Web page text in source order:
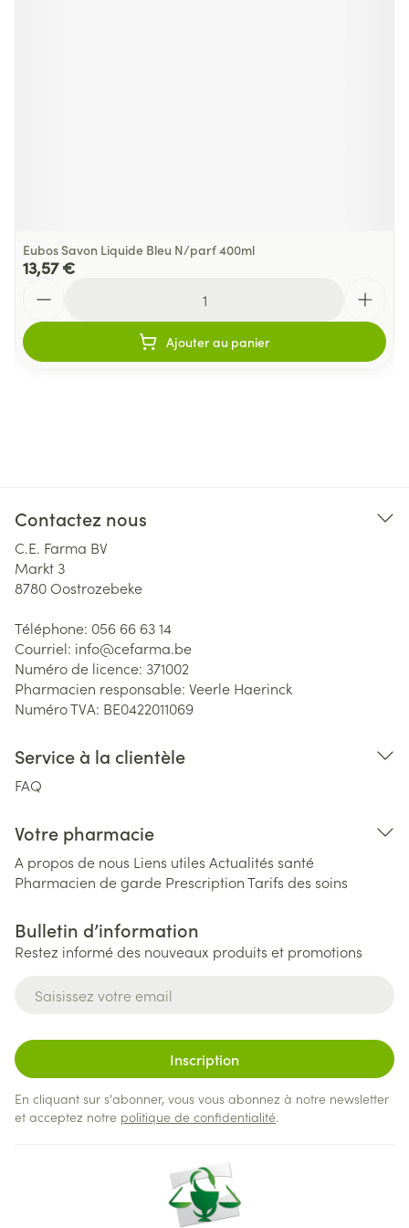
Eubos Savon Liquide Bleu N/parf 400ml
13,57 €
Ajouter au panier
Contactez nous
C.E. Farma BV
Markt 3
8780Oostrozebeke
Téléphone: 056 66 63 14
Courriel: info@cefarma.be
Numéro de licence: 371002
Pharmacien responsable: Veerle Haerinck
Numéro TVA: BE0422011069
Service à la clientèle
FAQ
Votre pharmacie
A propos de nous Liens utiles Actualités santé
Pharmacien de garde PrescriptionTarifs des soins
Bulletin d’information
Restez informé des nouveaux produits et promotions
Inscription
En cliquant sur s'abonner, vous vous abonnez à notre newsletter
et acceptez notre politique de confidentialité.